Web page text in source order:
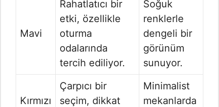
Mavi
Rahatlatıcı bir
etki, özellikle
oturma
odalarında
tercih ediliyor.
Soğuk
renklerle
dengeli bir
görünüm
sunuyor.
Kırmızı
Çarpıcı bir
seçim, dikkat
Minimalist
mekanlarda